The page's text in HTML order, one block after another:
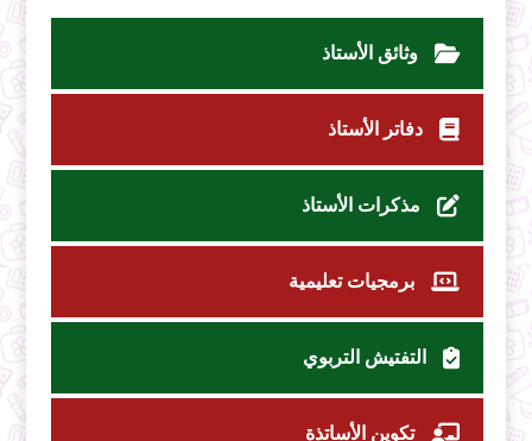
وثائق الأستاذ
دفاتر الأستاذ
مذكرات الأستاذ
برمجيات تعليمية
التفتيش التربوي
تكوين الأساتذة